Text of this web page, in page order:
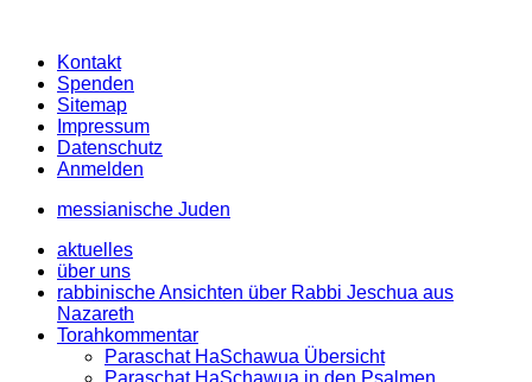
Kontakt
Spenden
Sitemap
Impressum
Datenschutz
Anmelden
messianische Juden
aktuelles
über uns
rabbinische Ansichten über Rabbi Jeschua aus
Nazareth
Torahkommentar
Paraschat HaSchawua Übersicht